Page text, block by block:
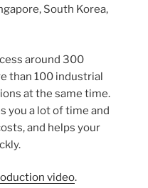
South Korea,
around 300
than 100 industrial
at the same time.
you a lot of time and
and helps your
video.